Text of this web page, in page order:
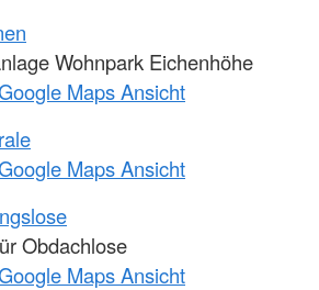
Wohnpark Eichenhöhe
Maps Ansicht
Maps Ansicht
Obdachlose
Maps Ansicht